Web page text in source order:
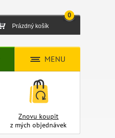
Prázdný košík
0
MENU
Znovu koupit
z mých objednávek